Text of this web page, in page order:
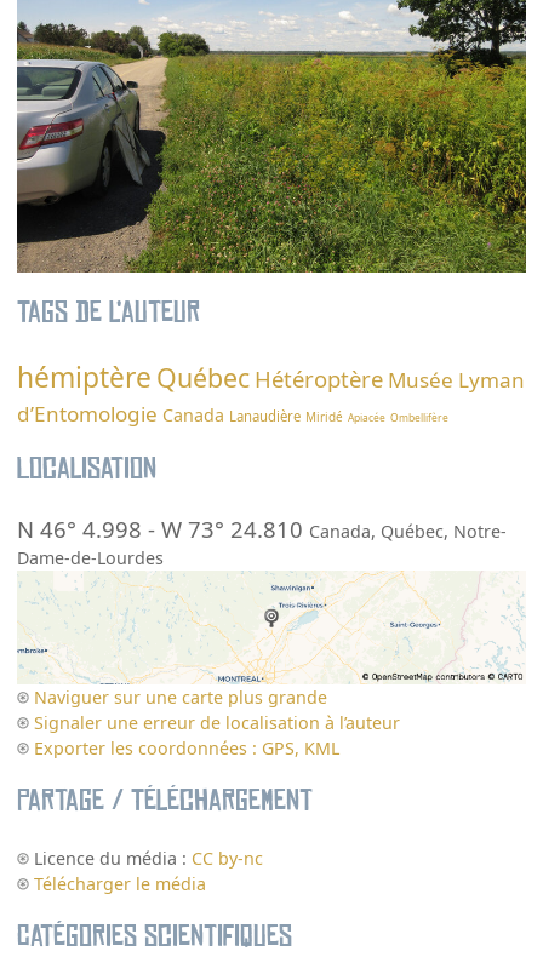
Tags de l’auteur
hémiptère Québec Hétéroptère Musée Lyman
d’Entomologie Canada Lanaudière Miridé Apiacée Ombellifère
Localisation
N 46° 4.998 -W 73° 24.810 Canada, Québec, Notre-
Dame-de-Lourdes
Naviguer sur une carte plus grande
Signaler une erreur de localisation à l’auteur
Exporter les coordonnées : GPS, KML
Partage / Téléchargement
Licence du média : CC by-nc
Télécharger le média
Catégories scientifiques